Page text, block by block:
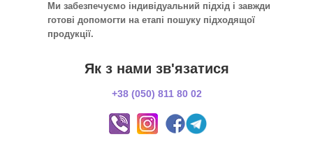
Ми забезпечуємо індивідуальний підхід і завжди
готові допомогти на етапі пошуку підходящої
продукції.
Як з нами зв'язатися
+38 (050) 811 80 02